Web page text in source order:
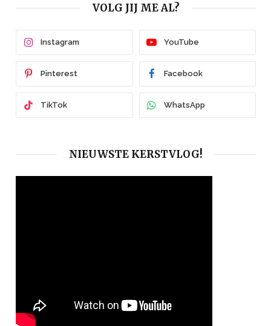
VOLG JIJ ME AL?
Instagram YouTube
Pinterest Facebook
TikTok WhatsApp
NIEUWSTE KERSTVLOG!